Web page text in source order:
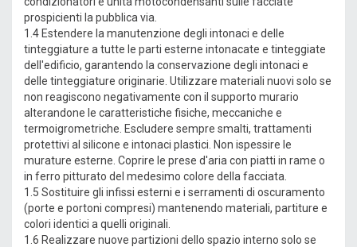
prospicienti la pubblica via.
1.4 Estendere la manutenzione degli intonaci e delle
tinteggiature a tutte le parti esterne intonacate e tinteggiate
dell'edificio, garantendo la conservazione degli intonaci e
delle tinteggiature originarie. Utilizzare materiali nuovi solo se
non reagiscono negativamente con il supporto murario
alterandone le caratteristiche fisiche, meccaniche e
termoigrometriche. Escludere sempre smalti, trattamenti
protettivi al silicone e intonaci plastici. Non ispessire le
murature esterne. Coprire le prese d'aria con piatti in rame o
in ferro pitturato del medesimo colore della facciata.
1.5 Sostituire gli infissi esterni e i serramenti di oscuramento
(porte e portoni compresi) mantenendo materiali, partiture e
colori identici a quelli originali.
1.6 Realizzare nuove partizioni dello spazio interno solo se